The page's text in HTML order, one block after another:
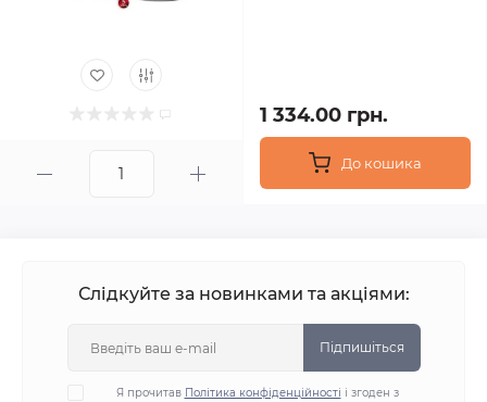
1 334.00 грн.
До кошика
Слідкуйте за новинками та акціями:
Підпишіться
Я прочитав Політика конфіденційності і згоден з